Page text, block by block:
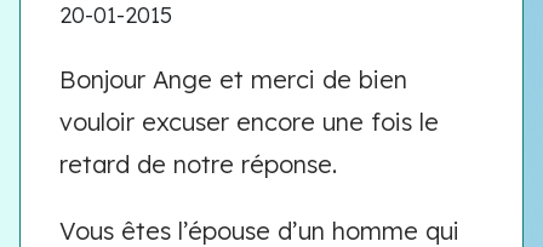
20-01-2015
Bonjour Ange et merci de bien
vouloir excuser encore une fois le
retard de notre réponse.
Vous êtes l’épouse d’un homme qui